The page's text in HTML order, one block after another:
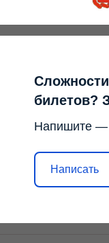
билетов?
Напишите
Написать